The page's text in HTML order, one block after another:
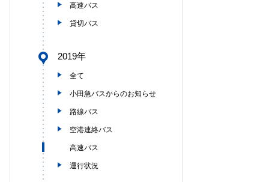
高速バス
貸切バス
2019年
全て
小田急バスからのお知らせ
路線バス
空港連絡バス
高速バス
運行状況